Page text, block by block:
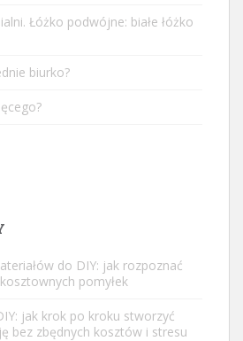
Łóżko podwójne: białe łóżko
biurko?
do DIY: jak rozpoznać
pomyłek
jak krok po kroku stworzyć
bez zbędnych kosztów i stresu